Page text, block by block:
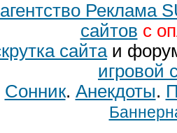
Реклама
сайтов с
сайтаи
игровой
Сонник. Анекдоты.